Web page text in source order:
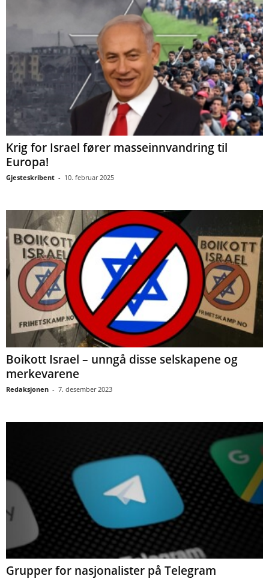
Krig for Israel fører masseinnvandring til
Europa!
Gjesteskribent - 10. februar 2025
Boikott Israel – unngå disse selskapene og
merkevarene
Redaksjonen - 7. desember 2023
Grupper for nasjonalister på Telegram